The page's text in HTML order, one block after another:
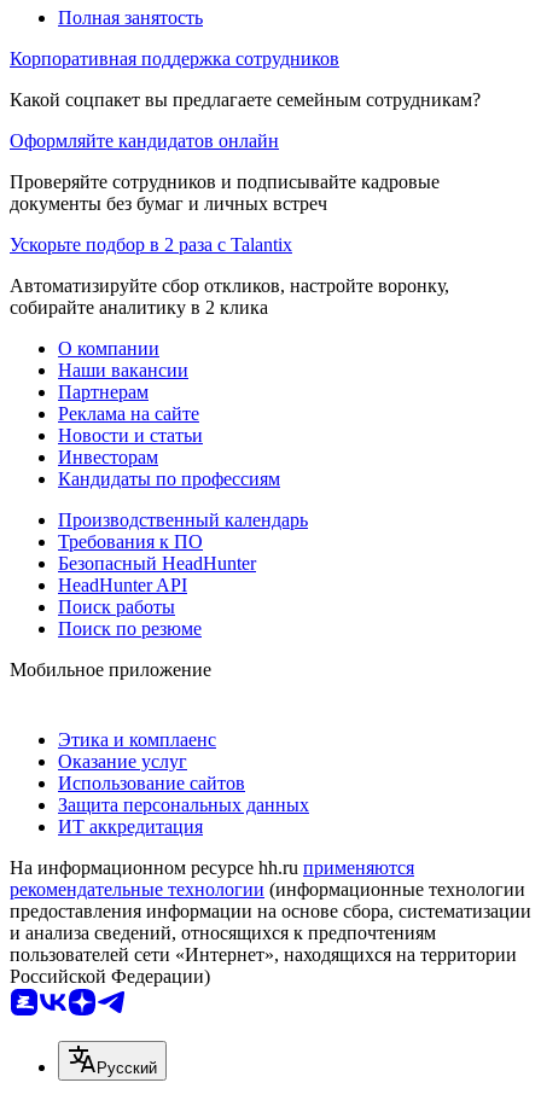
Полная занятость
Корпоративная поддержка сотрудников
Какой соцпакет вы предлагаете семейным сотрудникам?
Оформляйте кандидатов онлайн
Проверяйте сотрудников и подписывайте кадровые
документы без бумаг и личных встреч
Ускорьте подбор в 2 раза с Talantix
Автоматизируйте сбор откликов, настройте воронку,
собирайте аналитику в 2 клика
О компании
Наши вакансии
Партнерам
Реклама на сайте
Новости и статьи
Инвесторам
Кандидаты по профессиям
Производственный календарь
Требования к ПО
Безопасный HeadHunter
HeadHunter API
Поиск работы
Поиск по резюме
Мобильное приложение
Этика и комплаенс
Оказание услуг
Использование сайтов
Защита персональных данных
ИТ аккредитация
На информационном ресурсе hh.ru применяются
рекомендательные технологии (информационные технологии
предоставления информации на основе сбора, систематизации
и анализа сведений, относящихся к предпочтениям
пользователей сети «Интернет», находящихся на территории
Российской Федерации)
Русский